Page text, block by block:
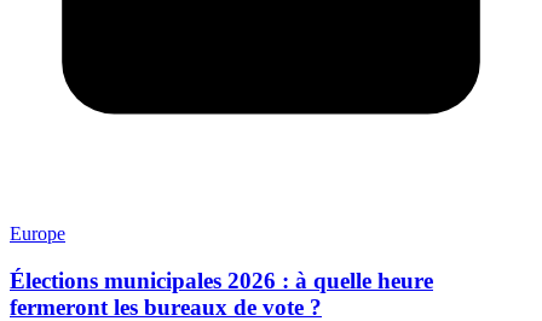
Europe
Élections municipales 2026 : à quelle heure
fermeront les bureaux de vote ?